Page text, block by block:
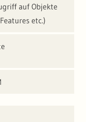
auf Objekte
Features etc.)